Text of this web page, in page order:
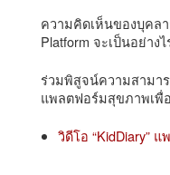
ความคิดเห็นของบุคล
Platform จะเป็นอย่างไ
ร่วมพิสูจน์ความสามา
แพลตฟอร์มสุขภาพเพื่
วิดีโอ “KidDiary”